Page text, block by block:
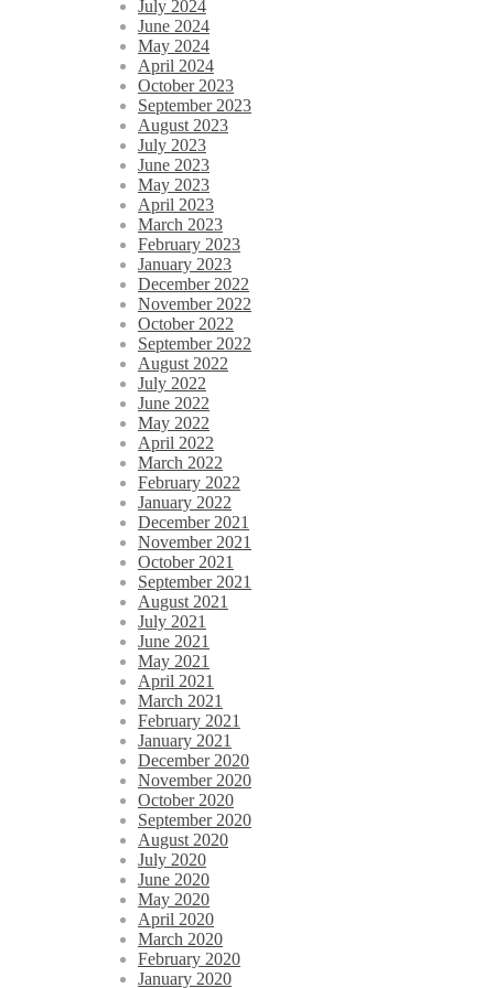
July 2024
June 2024
May 2024
April 2024
October 2023
September 2023
August 2023
July 2023
June 2023
May 2023
April 2023
March 2023
February 2023
January 2023
December 2022
November 2022
October 2022
September 2022
August 2022
July 2022
June 2022
May 2022
April 2022
March 2022
February 2022
January 2022
December 2021
November 2021
October 2021
September 2021
August 2021
July 2021
June 2021
May 2021
April 2021
March 2021
February 2021
January 2021
December 2020
November 2020
October 2020
September 2020
August 2020
July 2020
June 2020
May 2020
April 2020
March 2020
February 2020
January 2020